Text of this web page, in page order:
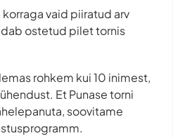
vaid piiratud arv
ostetud pilet tornis
rohkem kui 10 inimest,
Et Punase torni
soovitame